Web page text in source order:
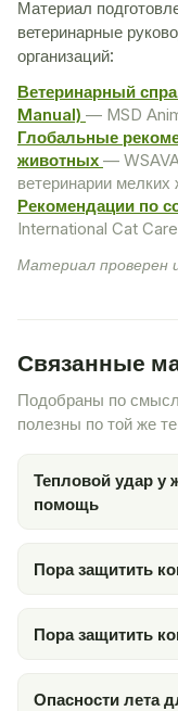
Материал
ветеринарные
организаций:
Ветеринарный
Manual) — MSD
Глобальные
животных —
ветеринарии мелких
Рекомендации по
International Cat Care
Материал проверен
Связанные
Подобраны по
полезны по той же
Тепловой удар у
помощь
Пора защитить
Пора защитить
Опасности лета